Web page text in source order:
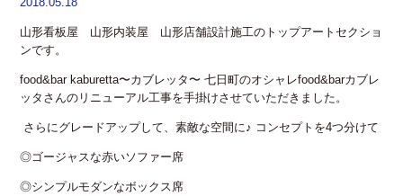
山形看板屋 山形内装屋 山形店舗設計施工のトップアートセクショ
ンです。
food&bar kaburetta〜カブレッタ〜 七日町のオシャレfood&barカブレ
ッタさんのリニューアル工事を手掛けさせていただきました。
さらにグレードアップして、素敵な空間に♪ コンセプトを4つ分けて
◎ゴージャスな赤いソファー席
◎シンプルモダンなボックス席